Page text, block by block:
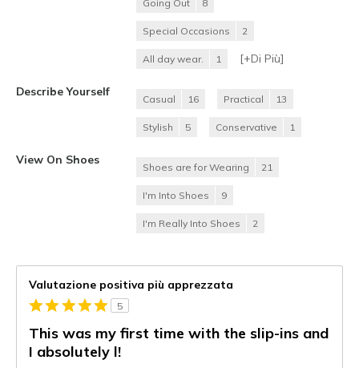
Going Out 8
Special Occasions 2
All day wear. 1 [+Di Più]
Describe Yourself
Casual 16 Practical 13
Stylish 5 Conservative 1
View On Shoes
Shoes are for Wearing 21
I'm Into Shoes 9
I'm Really Into Shoes 2
Valutazione positiva più apprezzata
5
This was my first time with the slip-ins and
I absolutely l!